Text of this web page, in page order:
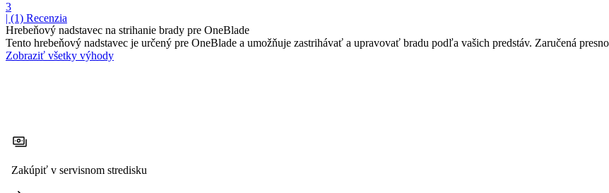
3
| (1) Recenzia
Hrebeňový nadstavec na strihanie brady pre OneBlade
Tento hrebeňový nadstavec je určený pre OneBlade a umožňuje zastrihávať a upravovať bradu podľa vašich predstáv. Zaručená
Zobraziť všetky výhody
Zakúpiť v servisnom stredisku